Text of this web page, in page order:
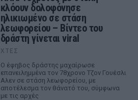
κλόουν δολοφόνησε
ηλικιωμένο σε στάση
λεωφορείου – Βίντεο του
δράστη γίνεται viral
ΧΤΕΣ
Ο έφηβος δράστης μαχαίρωσε
επανειλημμένα τον 78χρονο Τζον Γουέσλι
Αλεν σε στάση λεωφορείου, με
αποτέλεσμα τον θάνατό του, σύμφωνα
με τις αρχές